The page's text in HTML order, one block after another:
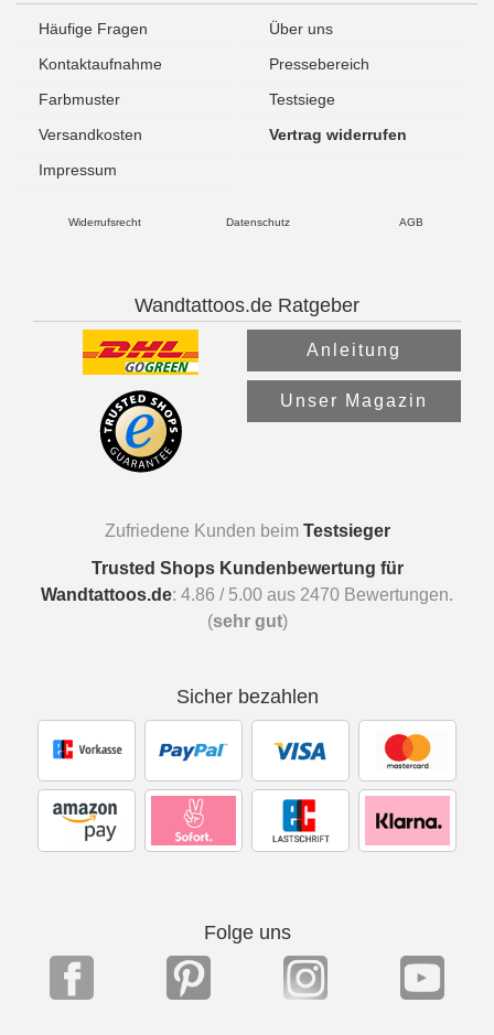
Häufige Fragen
Über uns
Kontaktaufnahme
Pressebereich
Farbmuster
Testsiege
Versandkosten
Vertrag widerrufen
Impressum
Widerrufsrecht Datenschutz AGB
Wandtattoos.de Ratgeber
Anleitung
Unser Magazin
Zufriedene Kunden beim Testsieger
Trusted Shops Kundenbewertung für
Wandtattoos.de: 4.86 / 5.00 aus 2470 Bewertungen.
(sehr gut)
Sicher bezahlen
Folge uns